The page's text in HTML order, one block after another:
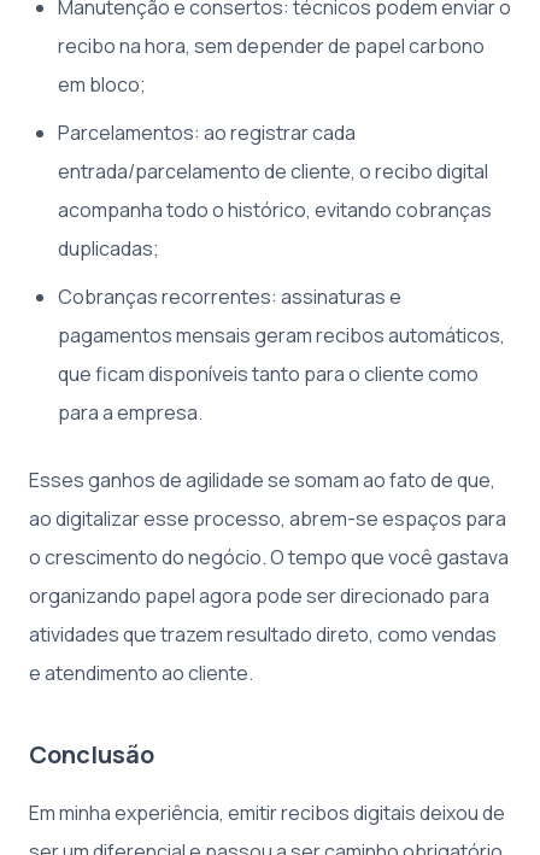
Manutenção e consertos: técnicos podem enviar o
recibo na hora, sem depender de papel carbono
em bloco;
Parcelamentos: ao registrar cada
entrada/parcelamento de cliente, o recibo digital
acompanha todo o histórico, evitando cobranças
duplicadas;
Cobranças recorrentes: assinaturas e
pagamentos mensais geram recibos automáticos,
que ficam disponíveis tanto para o cliente como
para a empresa.
Esses ganhos de agilidade se somam ao fato de que,
ao digitalizar esse processo, abrem-se espaços para
o crescimento do negócio. O tempo que você gastava
organizando papel agora pode ser direcionado para
atividades que trazem resultado direto, como vendas
e atendimento ao cliente.
Conclusão
Em minha experiência, emitir recibos digitais deixou de